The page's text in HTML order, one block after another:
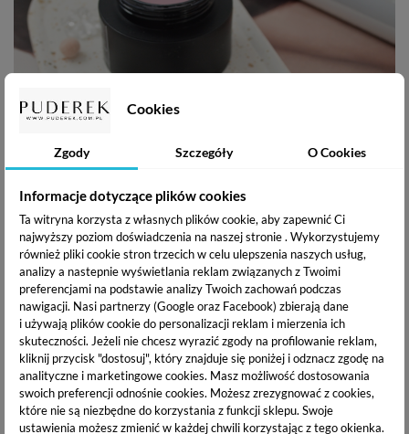
Cookies
Zgody Szczegóły O Cookies
Informacje dotyczące plików cookies
Ta witryna korzysta z własnych plików cookie, aby zapewnić Ci
najwyższy poziom doświadczenia na naszej stronie . Wykorzystujemy
również pliki cookie stron trzecich w celu ulepszenia naszych usług,
analizy a nastepnie wyświetlania reklam związanych z Twoimi
preferencjami na podstawie analizy Twoich zachowań podczas
nawigacji. Nasi partnerzy (Google oraz Facebook) zbierają dane
i używają plików cookie do personalizacji reklam i mierzenia ich
skuteczności. Jeżeli nie chcesz wyrazić zgody na profilowanie reklam,
kliknij przycisk "dostosuj", który znajduje się poniżej i odznacz zgodę na
analityczne i marketingowe cookies. Masz możliwość dostosowania
swoich preferencji odnośnie cookies. Możesz zrezygnować z cookies,
które nie są niezbędne do korzystania z funkcji sklepu. Swoje
ustawienia możesz zmienić w każdej chwili korzystając z tego okienka.
Dlaczego warto sięgnąć po żel
Builder Gel? Zalety
- właściwości pamięci cieczy, czyli
tiksotropia
Żel zmienia swoją konsystencję w czasie aplikacji, początkowo jest
gęsty, ale po nałożeniu na płytkę jego formuła staje się bardziej